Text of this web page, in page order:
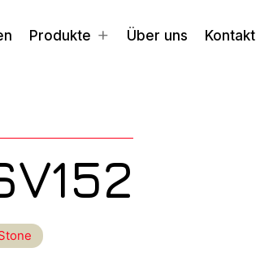
Produkte Über uns Kontakt